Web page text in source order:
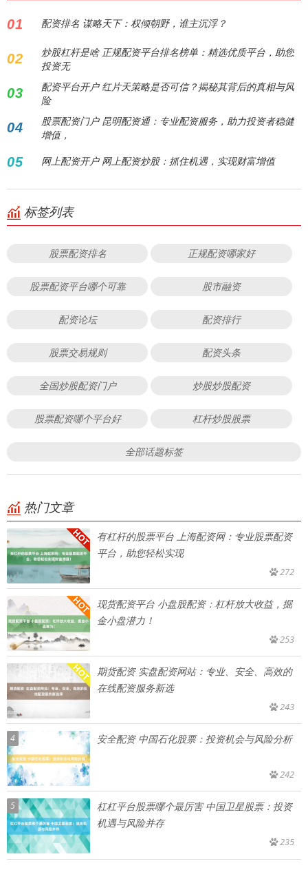
01 配资排名 谋略天下：权倾朝野，谁主沉浮？
02
炒股杠杆是啥 正规配资平台排名榜单：精选优质平台，助您
投资无
03
配资平台开户 红片天策略是否可信？揭秘其背后的真相与风
险
04
股票配资门户 昆明配资通：专业配资服务，助力投资者稳健
增值，
05 网上配资开户 网上配资炒股：抓住机遇，实现财富增值
标签列表
股票配资排名 正规配资哪家好
股票配资平台哪个可靠 股市融资
配资论坛 配资排行
股票交易规则 配资头条
全国炒股配资门户 炒股炒股配资
股票配资哪个平台好 杠杆炒股股票
全部话题标签
热门文章
有杠杆的股票平台 上海配资网：专业股票配资
平台，助您轻松实现
272
现货配资平台 小盘股配资：杠杆放大收益，掘
金小盘潜力！
253
期货配资 实盘配资网站：专业、安全、高效的
在线配资服务新选
243
4 安全配资 中国石化股票：投资机会与风险分析
242
5
杠杠平台股票哪个最厉害 中国卫星股票：投资
机遇与风险并存
235